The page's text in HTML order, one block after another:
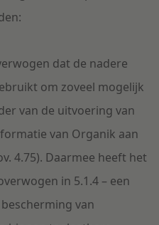
dat de nadere
om zoveel mogelijk
van de uitvoering van
van Organik aan
4.75). Daarmee heeft het
in 5.1.4 – een
van